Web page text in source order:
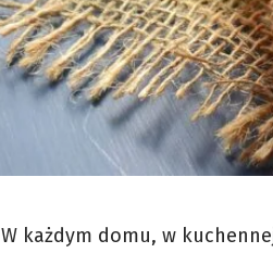
W każdym domu, w